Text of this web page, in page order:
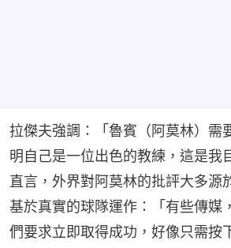
拉傑夫強調：「魯賓（阿莫林）需
明自己是一位出色的教練，這是我
直言，外界對阿莫林的批評大多源
基於真實的球隊運作：「有些傳媒
們要求立即取得成功，好像只需按